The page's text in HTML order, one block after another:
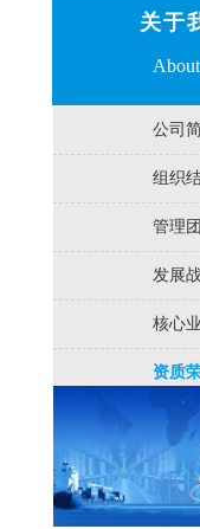
关于
公司
组织
管理
发展
核心
资质